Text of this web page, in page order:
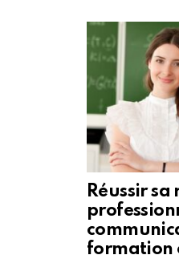
Réussir
formation